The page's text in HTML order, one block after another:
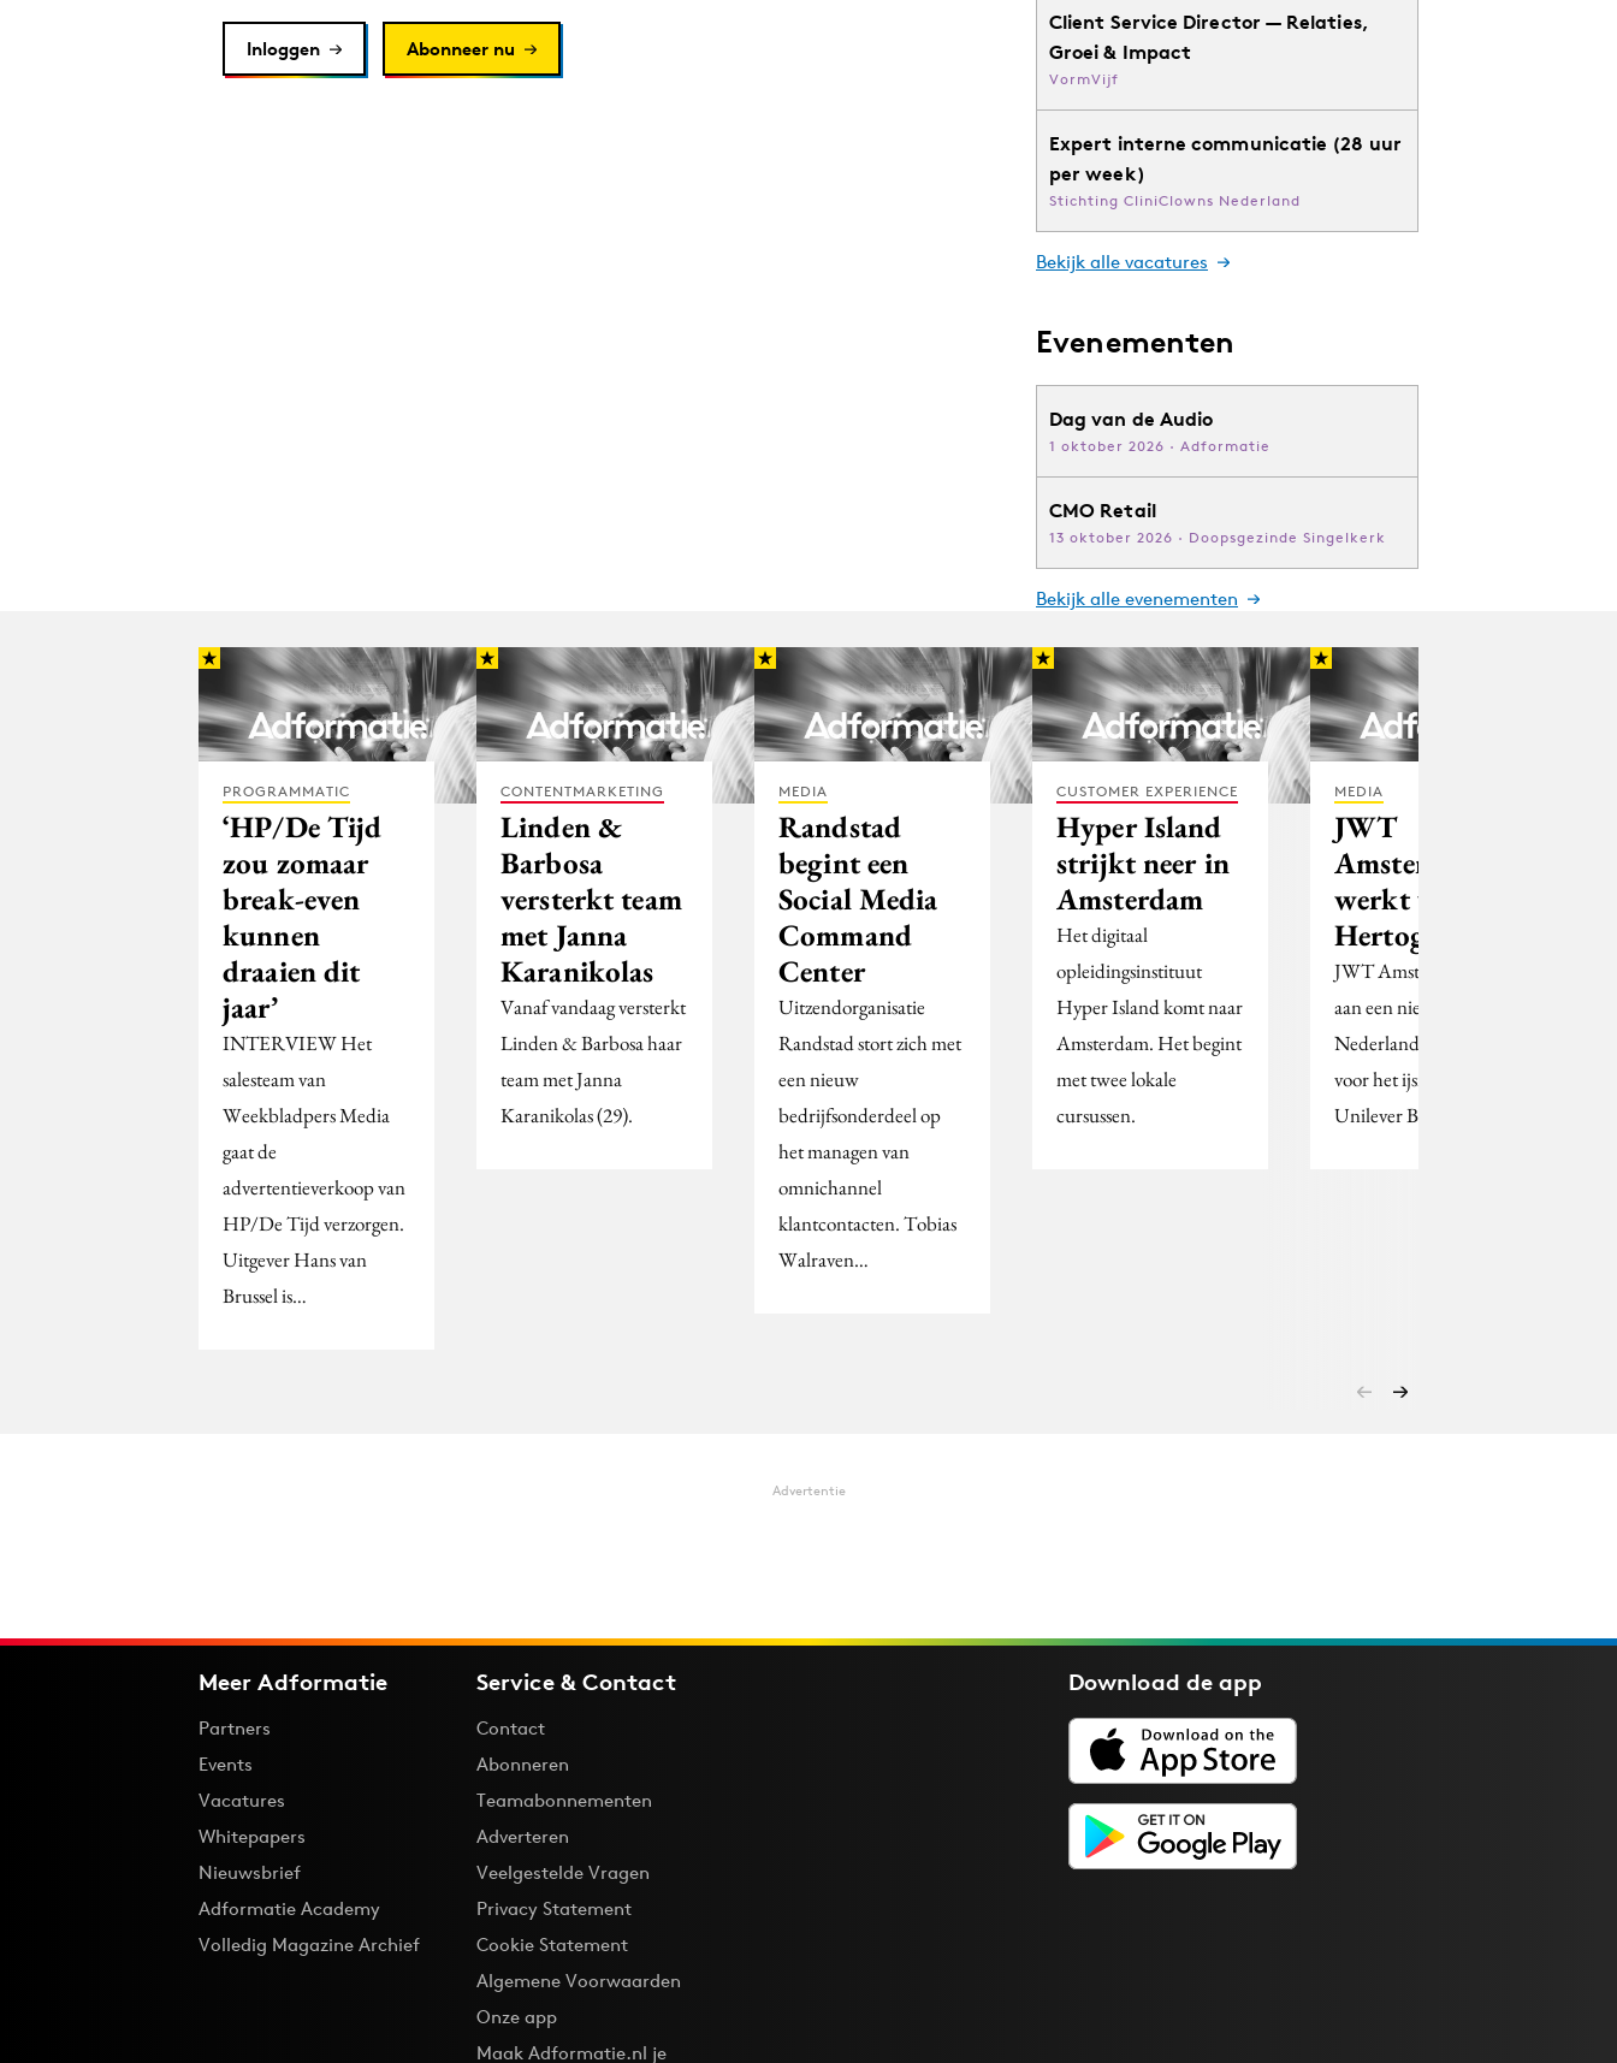
Inloggen Abonneer nu
Client Service Director — Relaties,
Groei & Impact
VormVijf
Expert interne communicatie (28 uur
per week)
Stichting CliniClowns Nederland
Bekijk alle vacatures
Evenementen
Dag van de Audio
1 oktober 2026 · Adformatie
CMO Retail
13 oktober 2026 · Doopsgezinde Singelkerk
Bekijk alle evenementen
PROGRAMMATIC
‘HP/De Tijd
zou zomaar
break-even
kunnen
draaien dit
jaar’
INTERVIEW Het
salesteam van
Weekbladpers Media
gaat de
advertentieverkoop van
HP/De Tijd verzorgen.
Uitgever Hans van
Brussel is…
CONTENTMARKETING
Linden &
Barbosa
versterkt team
met Janna
Karanikolas
Vanaf vandaag versterkt
Linden & Barbosa haar
team met Janna
Karanikolas (29).
MEDIA
Randstad
begint een
Social Media
Command
Center
Uitzendorganisatie
Randstad stort zich met
een nieuw
bedrijfsonderdeel op
het managen van
omnichannel
klantcontacten. Tobias
Walraven…
CUSTOMER EXPERIENCE
Hyper Island
strijkt neer in
Amsterdam
Het digitaal
opleidingsinstituut
Hyper Island komt naar
Amsterdam. Het begint
met twee lokale
cursussen.
MEDIA
JWT
Amsterdam
werkt voor
Hertog IJS
JWT Amsterdam werkt
aan een nieuwe
Nederlandse campagne
voor het ijsmerk van
Unilever Benelux.
Advertentie
Meer Adformatie
Partners
Events
Vacatures
Whitepapers
Nieuwsbrief
Adformatie Academy
Volledig Magazine Archief
Service & Contact
Contact
Abonneren
Teamabonnementen
Adverteren
Veelgestelde Vragen
Privacy Statement
Cookie Statement
Algemene Voorwaarden
Onze app
Maak Adformatie.nl je
Download deapp